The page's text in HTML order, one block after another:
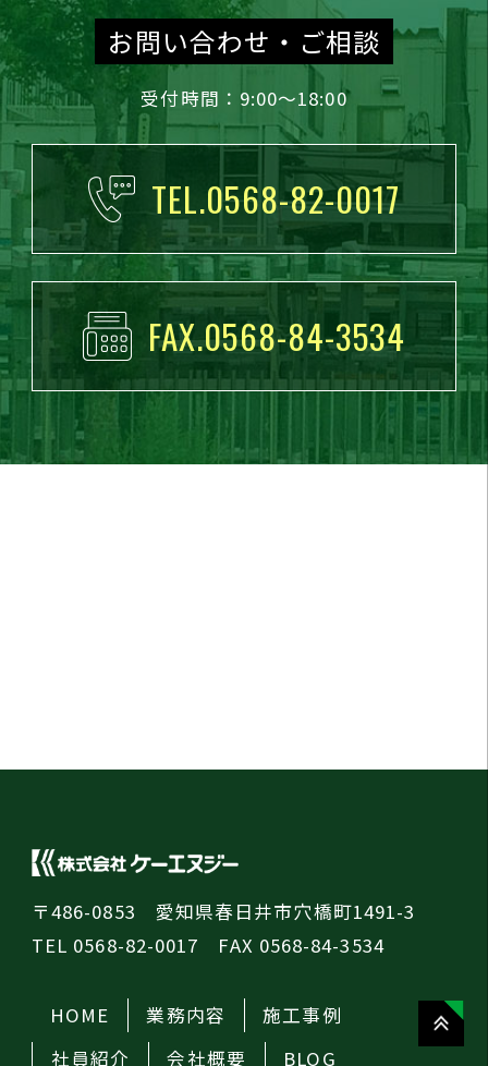
お問い合わせ・ご相談
受付時間：9:00～18:00
TEL.0568-82-0017
FAX.0568-84-3534
〒486-0853 愛知県春日井市穴橋町1491-3
TEL 0568-82-0017 FAX 0568-84-3534
HOME 業務内容
施工事例
社員紹介
会社概要 BLOG